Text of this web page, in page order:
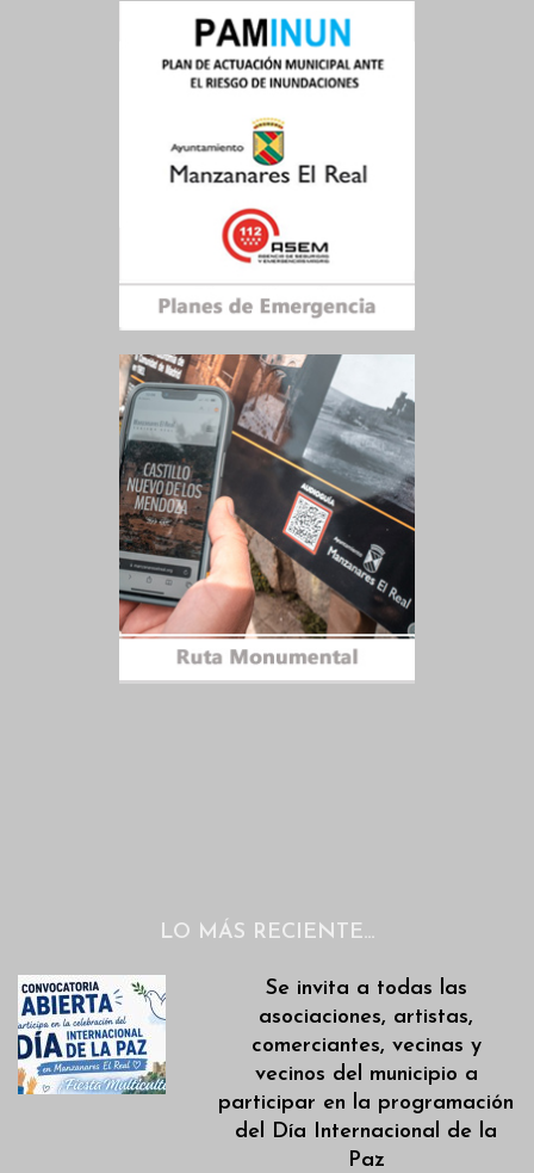
LO MÁS RECIENTE…
Se invita a todas las
asociaciones, artistas,
comerciantes, vecinas y
vecinos del municipio a
participar en la programación
del Día Internacional de la
Paz